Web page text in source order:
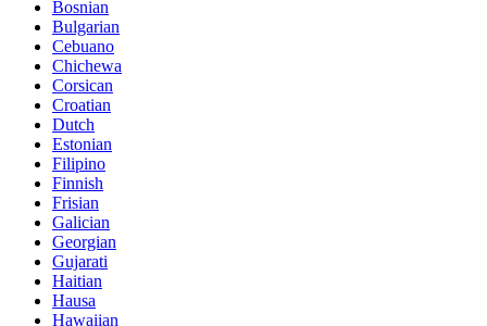
Bosnian
Bulgarian
Cebuano
Chichewa
Corsican
Croatian
Dutch
Estonian
Filipino
Finnish
Frisian
Galician
Georgian
Gujarati
Haitian
Hausa
Hawaiian